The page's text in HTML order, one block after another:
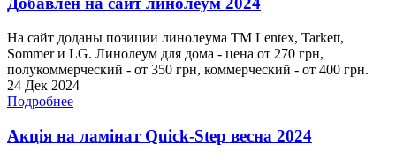
На сайт доданы позиции линолеума ТМ Lentex, Tarkett,
Sommer и LG. Линолеум для дома - цена от 270 грн,
полукоммерческий - от 350 грн, коммерческий - от 400 грн.
24 Дек 2024
Подробнее
Акція на ламінат Quick-Step весна 2024